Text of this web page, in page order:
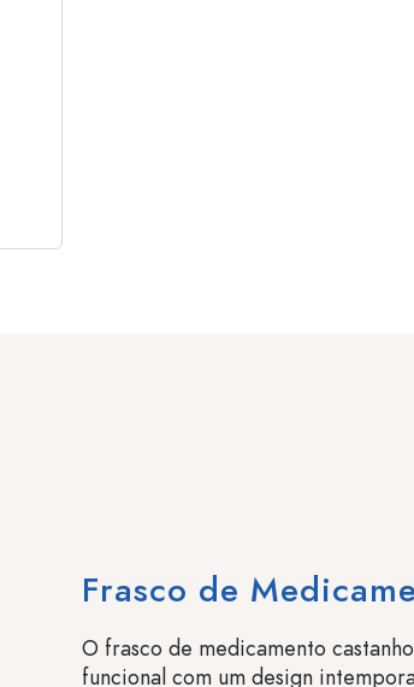
Frasco de
O frasco de medicamento
funcional com um design